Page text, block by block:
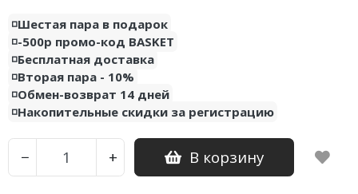
◽️Шестая пара в подарок
◽️-500р промо-код BASKET
◽️Бесплатная доставка
◽️Вторая пара - 10%
◽️Обмен-возврат 14 дней
◽️Накопительные скидки за регистрацию
− + В корзину
Air Jordan 13
Air Jordan 14
Air Jordan 15
Nike Book
Nike LeBron
Nike Kyrie
Nike KD